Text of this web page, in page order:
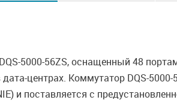
5000-56ZS, оснащенный 48
центрах. Коммутатор DQS-
и поставляется с